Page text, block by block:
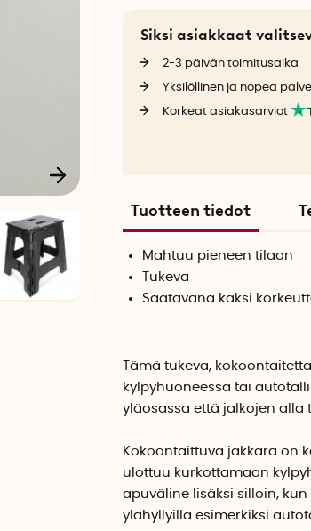
Siksi asiakkaat
2-3 päivän toimitusaika
Yksilöllinen ja nopea
Korkeat asiakasarviot
Tuotteen tiedot
Mahtuu pieneen tilaan
Tukeva
Saatavana kaksi
Tämä tukeva,
kylpyhuoneessa tai
yläosassa että jalkojen alla
Kokoontaittuva jakkara on
ulottuu kurkottamaan
apuväline lisäksi silloin,
ylähyllyillä esimerkiksi